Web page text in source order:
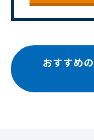
おすすめ